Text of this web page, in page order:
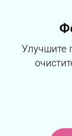
Улучшите